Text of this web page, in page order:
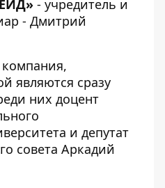
- учредитель и
- Дмитрий
компания,
являются сразу
них доцент
и депутат
совета Аркадий